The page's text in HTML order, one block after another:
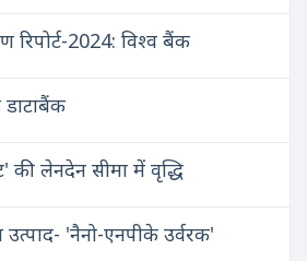
रिपोर्ट-2024: विश्व बैंक
डाटाबैंक
की लेनदेन सीमा में वृद्धि
'नैनो-एनपीके उर्वरक'